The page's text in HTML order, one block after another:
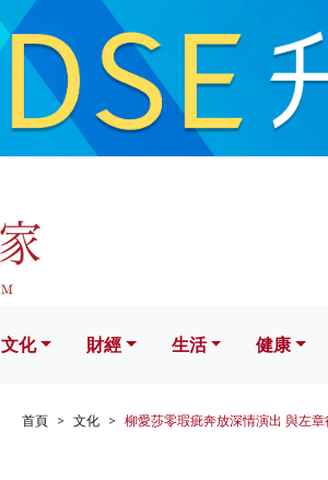
財經 生活 健康
文化 財經 生活 健康
首頁 文化 柳愛莎零瑕疵奔放深情演出 與左